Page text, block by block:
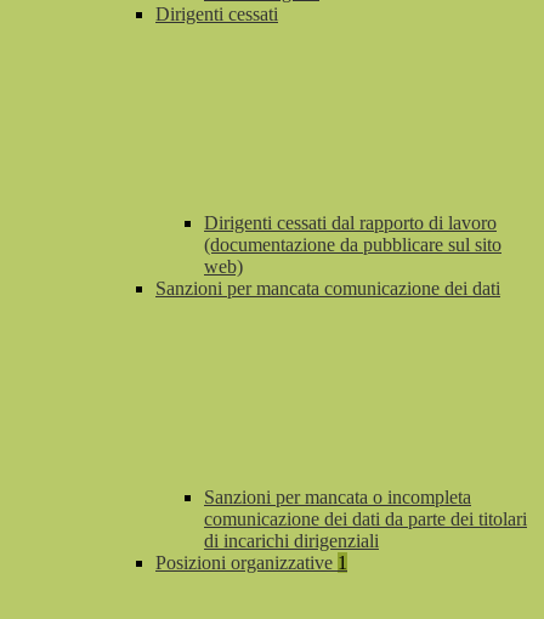
Dirigenti cessati
Dirigenti cessati dal rapporto di lavoro
(documentazione da pubblicare sul sito
web)
Sanzioni per mancata comunicazione dei dati
Sanzioni per mancata o incompleta
comunicazione dei dati da parte dei titolari
di incarichi dirigenziali
Posizioni organizzative 1